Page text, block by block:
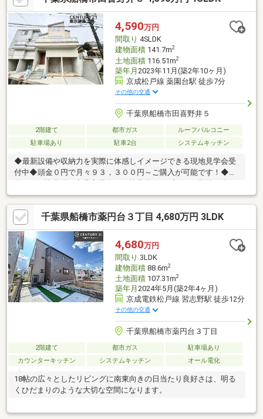
暮らしに合わせて多彩に活用できます■全居室に収納をしっかり
確保。スッキリと片付いた暮らしをサポート■駐車スペースは並
列2台分！お車をお持ちのご家族も安心の住まいです＼内覧も随時
受付中！開放感のある住まいをぜひ現地で体感してください／
4,590万円
間取り 4SLDK
建物面積141.7m2
土地面積116.51m2
築年月 2023年11月(築2年10ヶ月)
京成松戸線 薬園台駅 徒歩7分
その他の交通
千葉県船橋市田喜野井５
2階建て 都市ガス
ルーフバルコニー
駐車場あり
駐車2台 システムキッチン
◆最新設備や収納力を実際に体感しイメージできる現地見学会受
付中◆頭金０円で月々９３，３００円～ご購入が可能です！◆頭
お借入れまでお任せ下さい◆４LDK＋駐車スペース２台分ござい
ます♪◆完成済みにつき即ご入居が可能です♪◆新京成線『薬園台
駅』まで徒歩７分で通勤も便利です♪◆二宮小学校まで徒歩８分
でお子様の通学も安心です♪◆ご家族が集うLDKはゆとりの１８帖
ございます♪◆リビング階段を採用で家族のコミュニケーション
が増えます♪～住宅ローンに強い！無料相談会開催中～■頭金・諸
費用がない方■オートローンや他の借入がある方
千葉県船橋市薬円台３丁目 4,680万円 3LDK
4,680万円
間取り 3LDK
建物面積88.6m2
土地面積107.31m2
築年月 2024年5月(築2年4ヶ月)
京成電鉄松戸線 習志野駅 徒歩12分
その他の交通
千葉県船橋市薬円台３丁目
2階建て 都市ガス
駐車場あり
カウンターキッチン
システムキッチン オール電化
18帖の広々としたリビングに南東向きの日当たり良好さは、明る
くひだまりのような大切な空間になります。